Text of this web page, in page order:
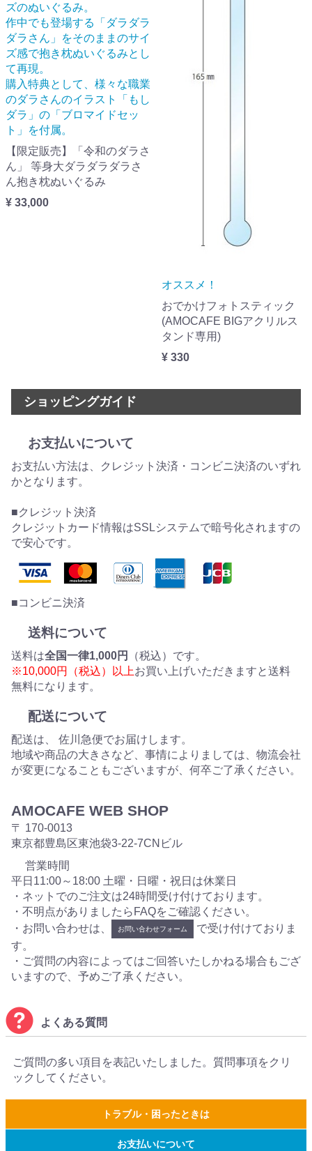
ズのぬいぐるみ。
作中でも登場する「ダラダラ
ダラさん」をそのままのサイ
ズ感で抱き枕ぬいぐるみとし
て再現。
購入特典として、様々な職業
のダラさんのイラスト「もし
ダラ」の「ブロマイドセッ
ト」を付属。
【限定販売】「令和のダラさ
ん」 等身大ダラダラダラさ
ん抱き枕ぬいぐるみ
¥ 33,000
オススメ！
おでかけフォトスティック
(AMOCAFE BIGアクリルス
タンド専用)
¥ 330
ショッピングガイド
お支払いについて
お支払い方法は、クレジット決済・コンビニ決済のいずれ
かとなります。
■クレジット決済
クレジットカード情報はSSLシステムで暗号化されますの
で安心です。
■コンビニ決済
送料について
送料は全国一律1,000円
（税込）です。
※10,000円（税込）以上お買い上げいただきますと送料
無料になります。
配送について
配送は、 佐川急便でお届けします。
地域や商品の大きさなど、事情によりましては、物流会社
が変更になることもございますが、何卒ご了承ください。
AMOCAFE WEB SHOP
〒 170-0013
東京都豊島区東池袋3-22-7CNビル
営業時間
平日11:00～18:00 土曜・日曜・祝日は休業日
・ネットでのご注文は24時間受け付けております。
・不明点がありましたらFAQをご確認ください。
・お問い合わせは、
お問い合わせフォーム
で受け付けておりま
す。
・ご質問の内容によってはご回答いたしかねる場合もござ
いますので、予めご了承ください。
よくある質問
ご質問の多い項目を表記いたしました。質問事項をクリ
ックしてください。
トラブル・困ったときは
お支払いについて